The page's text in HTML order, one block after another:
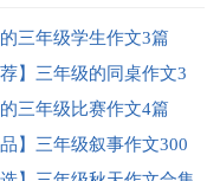
三年级学生作文3篇
荐】三年级的同桌作文3
三年级比赛作文4篇
品】三年级叙事作文300